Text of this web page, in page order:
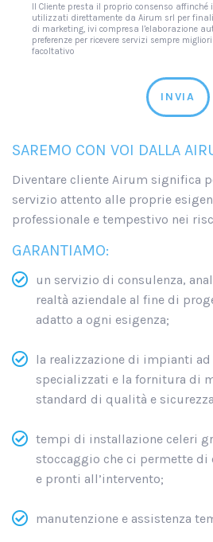
Il Cliente presta il proprio consenso
utilizzati direttamente da Airum srl per
di marketing, ivi compresa l’elaborazione
preferenze per ricevere servizi sempre
facoltativo
INVIA
SAREMO CON VOI DALLA
Diventare cliente Airum significa
servizio attento alle proprie
professionale e tempestivo nei
GARANTIAMO:
un servizio di consulenza,
realtà aziendale al fine di
adatto a ogni esigenza;
la realizzazione di impianti
specializzati e la fornitura di
standard di qualità e
tempi di installazione celeri
stoccaggio che ci permette di
e pronti all’intervento;
manutenzione e assistenza